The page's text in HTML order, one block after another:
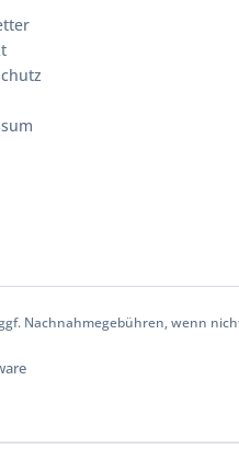
Nachnahmegebühren, wenn